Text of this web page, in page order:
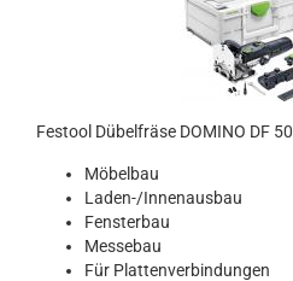
Festool Dübelfräse DOMINO DF
Möbelbau
Laden-/Innenausbau
Fensterbau
Messebau
Für Plattenverbindungen